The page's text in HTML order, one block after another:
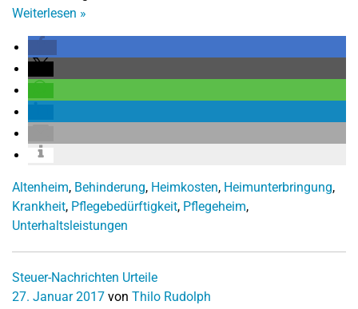
Weiterlesen »
Altenheim, Behinderung, Heimkosten, Heimunterbringung,
Krankheit, Pflegebedürftigkeit, Pflegeheim,
Unterhaltsleistungen
Steuer-Nachrichten Urteile
27. Januar 2017 von Thilo Rudolph